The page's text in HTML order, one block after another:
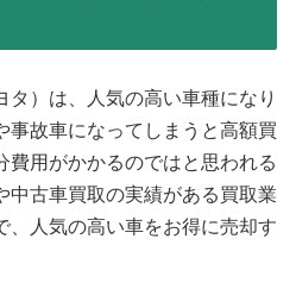
タ）は、人気の高い車種になり
事故車になってしまうと高額買
費用がかかるのではと思われる
中古車買取の実績がある買取業
、人気の高い車をお得に売却す